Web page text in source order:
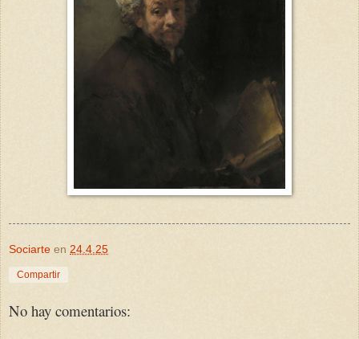
Sociarte en 24.4.25
Compartir
No hay comentarios: